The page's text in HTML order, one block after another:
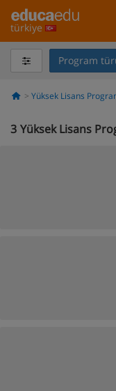
türkiye
Program
Yüksek Lisans
3 Yüksek Lisans